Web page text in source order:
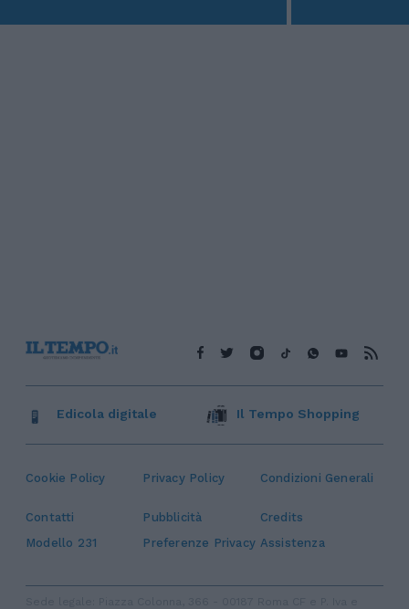
Cookie Policy Privacy Policy Condizioni Generali
Contatti Pubblicità
Credits
Modello 231
Preferenze Privacy Assistenza
Edicola digitale Il Tempo Shopping